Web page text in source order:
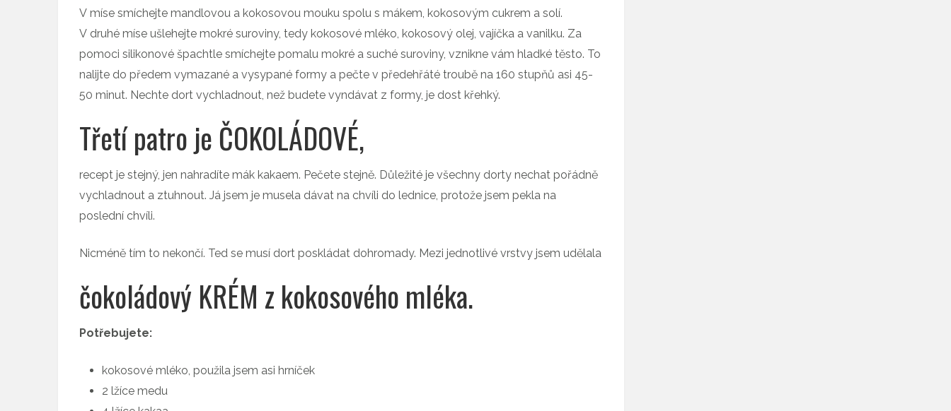
V míse smíchejte mandlovou a kokosovou mouku spolu s mákem, kokosovým cukrem a solí.
V druhé míse ušlehejte mokré suroviny, tedy kokosové mléko, kokosový olej, vajíčka a vanilku. Za
pomoci silikonové špachtle smíchejte pomalu mokré a suché suroviny, vznikne vám hladké těsto. To
nalijte do předem vymazané a vysypané formy a pečte v předehřáté troubě na 160 stupňů asi 45-
50 minut. Nechte dort vychladnout, než budete vyndávat z formy, je dost křehký.
Třetí patro je ČOKOLÁDOVÉ,
recept je stejný, jen nahradíte mák kakaem. Pečete stejně. Důležité je všechny dorty nechat pořádně
vychladnout a ztuhnout. Já jsem je musela dávat na chvíli do lednice, protože jsem pekla na
poslední chvíli.
Nicméně tím to nekončí. Ted se musí dort poskládat dohromady. Mezi jednotlivé vrstvy jsem udělala
čokoládový KRÉM z kokosového mléka.
Potřebujete:
kokosové mléko, použila jsem asi hrníček
2 lžíce medu